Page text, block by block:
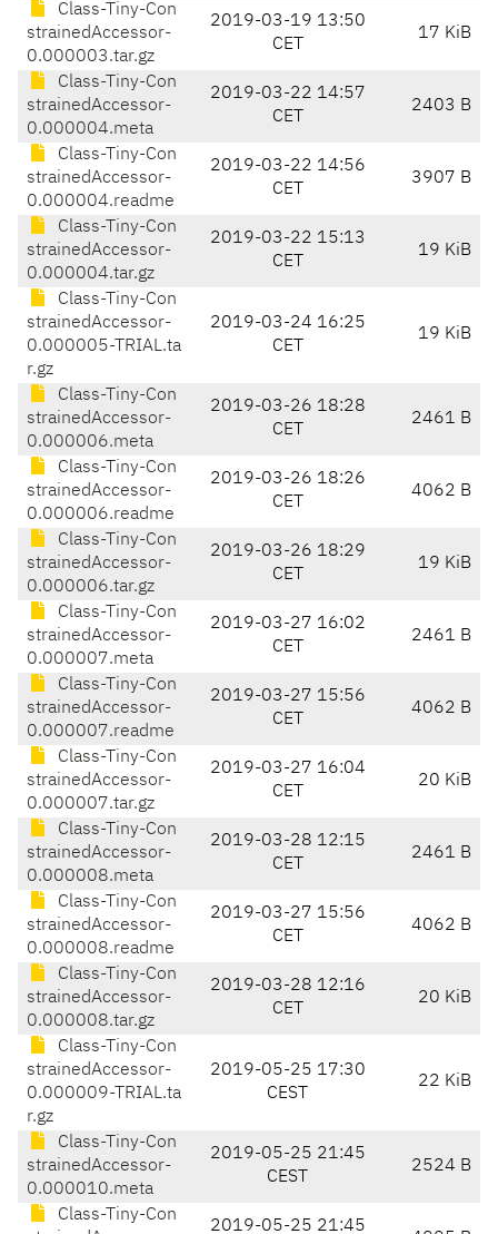
Class-Tiny-Con
strainedAccessor-
0.000003.tar.gz
2019-03-19 13:50
CET
17 KiB
Class-Tiny-Con
strainedAccessor-
0.000004.meta
2019-03-22 14:57
CET
2403 B
Class-Tiny-Con
strainedAccessor-
0.000004.readme
2019-03-22 14:56
CET
3907 B
Class-Tiny-Con
strainedAccessor-
0.000004.tar.gz
2019-03-22 15:13
CET
19 KiB
Class-Tiny-Con
strainedAccessor-
0.000005-TRIAL.ta
r.gz
2019-03-24 16:25
CET
19 KiB
Class-Tiny-Con
strainedAccessor-
0.000006.meta
2019-03-26 18:28
CET
2461 B
Class-Tiny-Con
strainedAccessor-
0.000006.readme
2019-03-26 18:26
CET
4062 B
Class-Tiny-Con
strainedAccessor-
0.000006.tar.gz
2019-03-26 18:29
CET
19 KiB
Class-Tiny-Con
strainedAccessor-
0.000007.meta
2019-03-27 16:02
CET
2461 B
Class-Tiny-Con
strainedAccessor-
0.000007.readme
2019-03-27 15:56
CET
4062 B
Class-Tiny-Con
strainedAccessor-
0.000007.tar.gz
2019-03-27 16:04
CET
20 KiB
Class-Tiny-Con
strainedAccessor-
0.000008.meta
2019-03-28 12:15
CET
2461 B
Class-Tiny-Con
strainedAccessor-
0.000008.readme
2019-03-27 15:56
CET
4062 B
Class-Tiny-Con
strainedAccessor-
0.000008.tar.gz
2019-03-28 12:16
CET
20 KiB
Class-Tiny-Con
strainedAccessor-
0.000009-TRIAL.ta
r.gz
2019-05-25 17:30
CEST
22 KiB
Class-Tiny-Con
strainedAccessor-
0.000010.meta
2019-05-25 21:45
CEST
2524 B
Class-Tiny-Con
2019-05-25 21:45